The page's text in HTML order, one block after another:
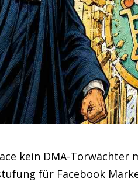
kein DMA-Torwächter
für Facebook